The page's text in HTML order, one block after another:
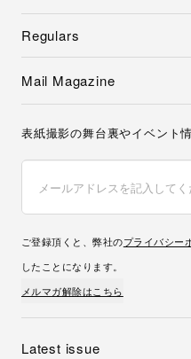
Regulars
Mail Magazine
表紙撮影の舞台裏やイベント
ご登録頂くと、弊社のプライバシー
したことになります。
メルマガ解除はこちら
Latest issue